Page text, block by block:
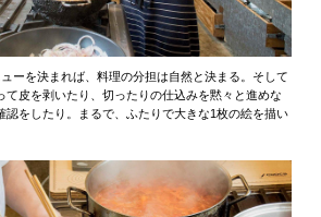
ーを決まれば、料理の分担は自然と決まる。そして
て皮を剥いたり、切ったりの仕込みを黙々と進めな
認をしたり。まるで、ふたりで大きな1枚の絵を描い